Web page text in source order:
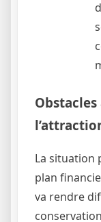
La situation
plan
va rendre